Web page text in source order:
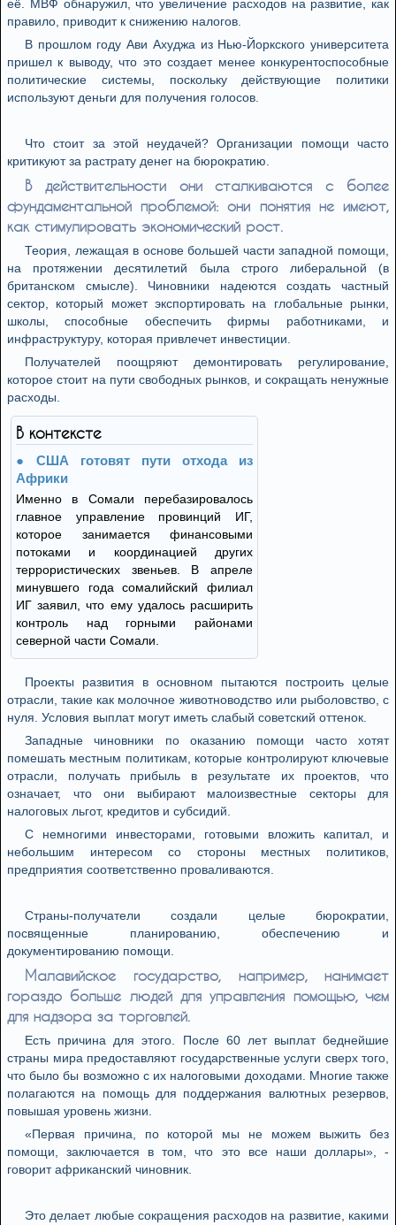
её. МВФ обнаружил, что увеличение расходов на развитие, как
правило, приводит к снижению налогов.
В прошлом году Ави Ахуджа из Нью-Йоркского университета
пришел к выводу, что это создает менее конкурентоспособные
политические системы, поскольку действующие политики
используют деньги для получения голосов.
Что стоит за этой неудачей? Организации помощи часто
критикуют за растрату денег на бюрократию.
В действительности они сталкиваются с более
фундаментальной проблемой: они понятия не имеют,
как стимулировать экономический рост.
Теория, лежащая в основе большей части западной помощи,
на протяжении десятилетий была строго либеральной (в
британском смысле). Чиновники надеются создать частный
сектор, который может экспортировать на глобальные рынки,
школы, способные обеспечить фирмы работниками, и
инфраструктуру, которая привлечет инвестиции.
Получателей поощряют демонтировать регулирование,
которое стоит на пути свободных рынков, и сокращать ненужные
расходы.
В контексте
США готовят пути отхода из
Африки
Именно в Сомали перебазировалось
главное управление провинций ИГ,
которое занимается финансовыми
потоками и координацией других
террористических звеньев. В апреле
минувшего года сомалийский филиал
ИГ заявил, что ему удалось расширить
контроль над горными районами
северной части Сомали.
Проекты развития в основном пытаются построить целые
отрасли, такие как молочное животноводство или рыболовство, с
нуля. Условия выплат могут иметь слабый советский оттенок.
Западные чиновники по оказанию помощи часто хотят
помешать местным политикам, которые контролируют ключевые
отрасли, получать прибыль в результате их проектов, что
означает, что они выбирают малоизвестные секторы для
налоговых льгот, кредитов и субсидий.
С немногими инвесторами, готовыми вложить капитал, и
небольшим интересом со стороны местных политиков,
предприятия соответственно проваливаются.
Страны-получатели создали целые бюрократии,
посвященные планированию, обеспечению и
документированию помощи.
Малавийское государство, например, нанимает
гораздо больше людей для управления помощью, чем
для надзора за торговлей.
Есть причина для этого. После 60 лет выплат беднейшие
страны мира предоставляют государственные услуги сверх того,
что было бы возможно с их налоговыми доходами. Многие также
полагаются на помощь для поддержания валютных резервов,
повышая уровень жизни.
«Первая причина, по которой мы не можем выжить без
помощи, заключается в том, что это все наши доллары», -
говорит африканский чиновник.
Это делает любые сокращения расходов на развитие, какими